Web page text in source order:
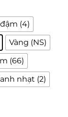
(4)
Vàng (NS)
(66)
nhạt (2)